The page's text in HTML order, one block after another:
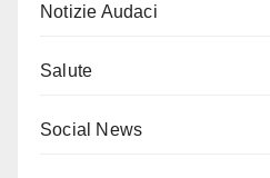
Notizie Audaci
Salute
Social News